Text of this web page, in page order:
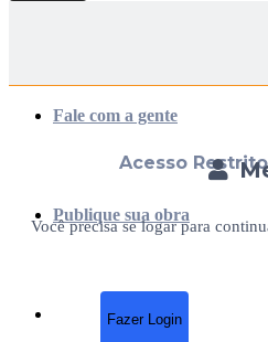
Fale com a gente
Publique sua obra
Acesso Restrito
Você precisa se logar para
Fazer Login